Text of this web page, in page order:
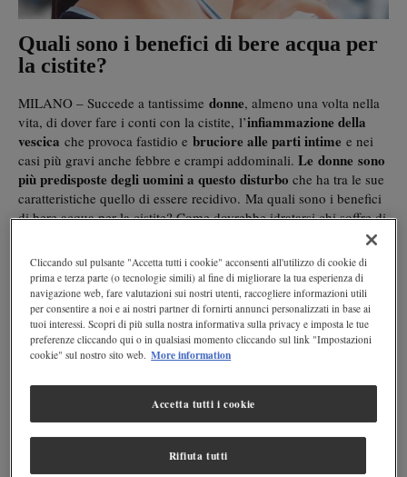
Quali sono i benefici di bere acqua per
la cistite?
MILANO – Succede a tantissime donne, almeno una volta nella
vita, di dover fare i conti con la cistite, l’infiammazione della
vescica che provoca fastidio e bruciore alle parti intime e nei
casi più gravi anche febbre e crampi addominali. Le donne sono
più predisposte degli uomini a questo disturbo che ha tra le sue
caratteristiche quello di essere recidivo. Ma quali sono i benefici
di bere acqua per la cistite? Come dovrebbe idratarsi chi soffre di
Potrebbe interessarti anche:Quanta acqua bere in base al peso
corporeo
Cos'è la cistite e perché viene
La cistite è un’infiammazione della vescica urinaria
fastidiosa, generalmente sostenuta dagermiche popolano
l'ultimo tratto dell'intestino, come ad esempio l'
Più raramente, può essere causata dainfezioni virali o fungine,
ma esistono ancheforme di cistite non associate a un'infezione
è un disturbo più comune nelle donne
Cliccando sul pulsante "Accetta tutti i cookie" acconsenti all'utilizzo di cookie di
prima e terza parte (o tecnologie simili) al fine di migliorare la tua esperienza di
navigazione web, fare valutazioni sui nostri utenti, raccogliere informazioni utili
per consentire a noi e ai nostri partner di fornirti annunci personalizzati in base ai
tuoi interessi. Scopri di più sulla nostra informativa sulla privacy e imposta le tue
preferenze cliccando qui o in qualsiasi momento cliccando sul link "Impostazioni
cookie" sul nostro sito web. More information
Rifiuta tutti
Accetta tutti i cookie